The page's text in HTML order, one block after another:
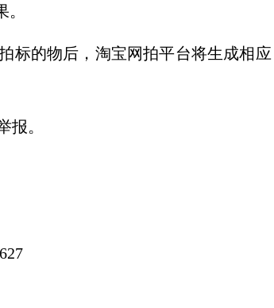
标的物后，淘宝网拍平台将生成相
报。